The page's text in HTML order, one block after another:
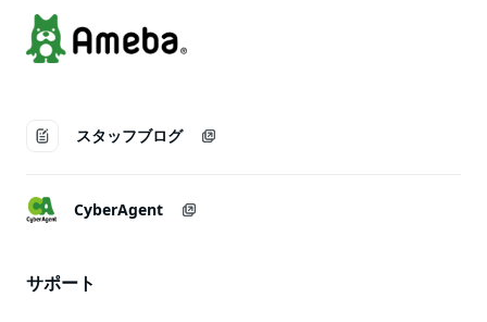
スタッフブログ
CyberAgent
サポート